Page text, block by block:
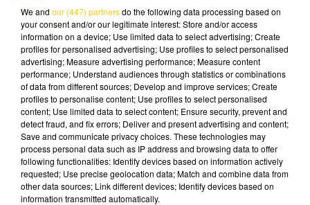
Lecture (3 min 41 sec)
21 mai 2025 - 3 min 41 sec
L'INFO DU CANTAL 21/05/25 À 18H00
Ecoutez sur Totem l'information dans le Cantal,
le pays de Brioude et Issoire avec les reportages
de nos journalistes sur le terrain .
We and our (447) partnersdo the following data processing based on
your consent and/or our legitimate interest: Store and/or access
information on a device; Use limited data to select advertising; Create
profiles for personalised advertising; Use profiles to select personalised
advertising; Measure advertising performance; Measure content
performance; Understand audiences through statistics or combinations
of data from different sources; Develop and improve services; Create
profiles to personalise content; Use profiles to select personalised
content; Use limited data to select content; Ensure security, prevent and
detect fraud, and fix errors; Deliver and present advertising and content;
Save and communicate privacy choices. These technologies may
process personal data such as IP address and browsing data to offer
following functionalities: Identify devices based on information actively
requested; Use precise geolocation data; Match and combine data from
other data sources; Link different devices; Identify devices based on
information transmitted automatically.